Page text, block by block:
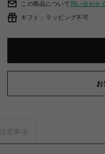
この商品について 問い合わせ
ギフト：ラッピング不可
注意事項